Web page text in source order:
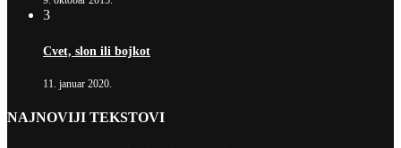
3
Cvet, slon ili bojkot
11. januar 2020.
NAJNOVIJI TEKSTOVI